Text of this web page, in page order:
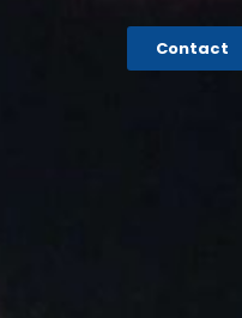
Contact